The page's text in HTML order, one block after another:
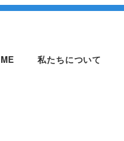
私たちについて